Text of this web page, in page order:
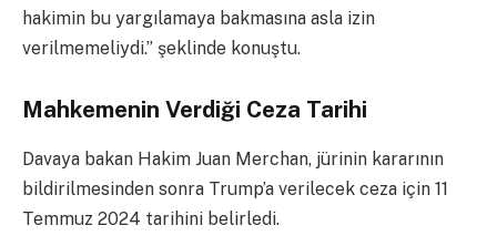
hakimin bu yargılamaya bakmasına asla izin
verilmemeliydi.” şeklinde konuştu.
Mahkemenin Verdiği Ceza Tarihi
Davaya bakan Hakim Juan Merchan, jürinin kararının
bildirilmesinden sonra Trump’a verilecek ceza için 11
Temmuz 2024 tarihini belirledi.